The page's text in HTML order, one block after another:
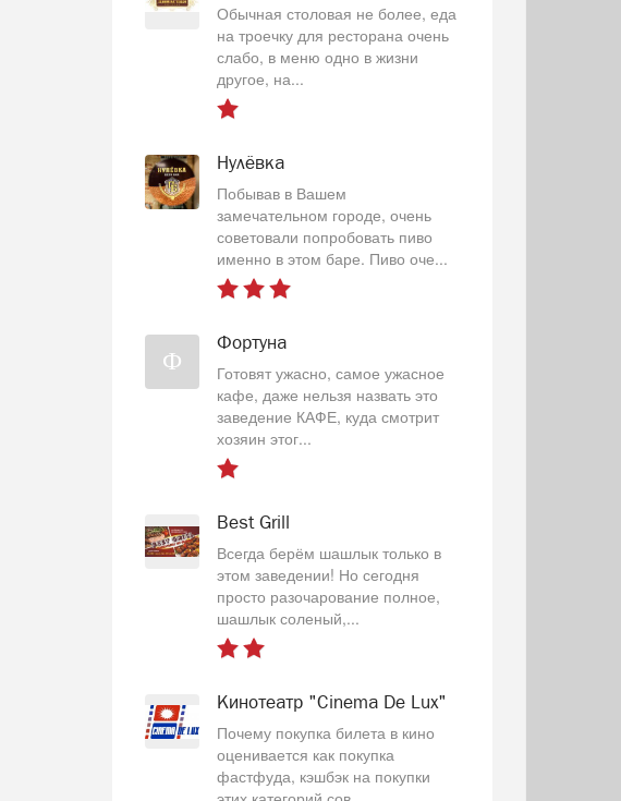
Обычная столовая не более, еда
на троечку для ресторана очень
слабо, в меню одно в жизни
другое, на...
Нулёвка
Побывав в Вашем
замечательном городе, очень
советовали попробовать пиво
именно в этом баре. Пиво оче...
Ф
Фортуна
Готовят ужасно, самое ужасное
кафе, даже нельзя назвать это
заведение КАФЕ, куда смотрит
хозяин этог...
Best Grill
Всегда берём шашлык только в
этом заведении! Но сегодня
просто разочарование полное,
шашлык соленый,...
Кинотеатр "Cinema De Lux"
Почему покупка билета в кино
оценивается как покупка
фастфуда, кэшбэк на покупки